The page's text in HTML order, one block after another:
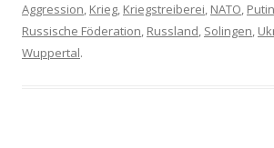
Aggression, Krieg, Kriegstreiberei, NATO, Putin
Russische Föderation, Russland, Solingen,
Wuppertal.